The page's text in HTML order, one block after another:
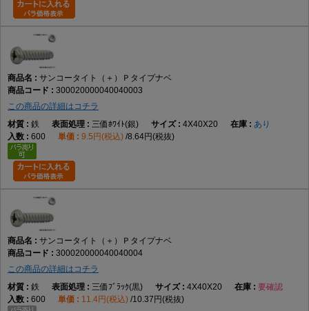
サンコータイト（＋）Ｐタイプナベ
300020000040040003
この商品の詳細はコチラ
鉄
三価ﾎﾜｲﾄ(銀) 4X40X20
あり
600
9.5円(税込) 8.64円(税抜)
サンコータイト（＋）Ｐタイプナベ
300020000040040004
この商品の詳細はコチラ
鉄
三価ﾌﾞﾗｯｸ(黒) 4X40X20
要確認
600
11.4円(税込) 10.37円(税抜)